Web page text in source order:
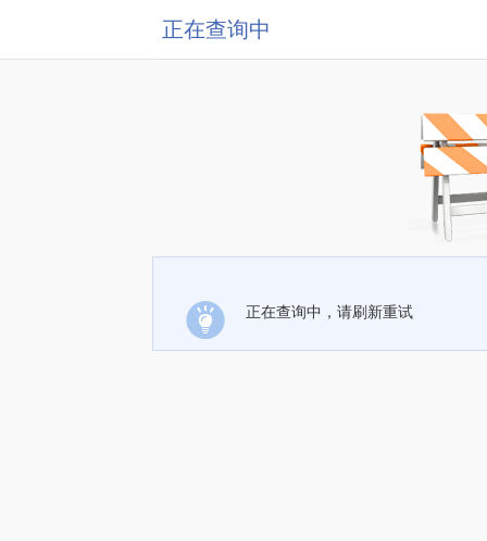
正在查询中
正在查询中，请刷新重试